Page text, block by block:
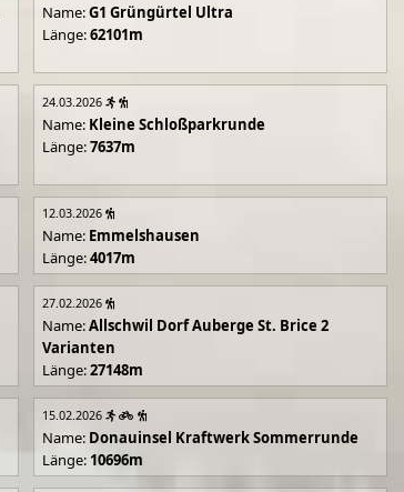
Name:G1 Grüngürtel Ultra
Länge:62101m
24.03.2026
Name: Kleine Schloßparkrunde
Länge:7637m
12.03.2026
Name: Emmelshausen
Länge:4017m
27.02.2026
Name:Allschwil Dorf Auberge St. Brice 2
Varianten
Länge:27148m
15.02.2026
Name: Donauinsel Kraftwerk Sommerrunde
Länge: 10696m